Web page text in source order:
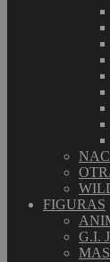
FIGURAS
G.I.